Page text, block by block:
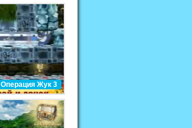
Операция Жук 3